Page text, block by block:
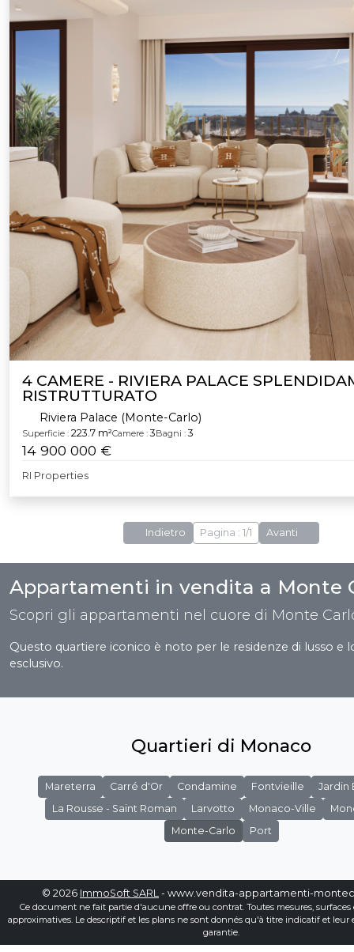
4 CAMERE - RIVIERA PALACE
RISTRUTTURATO
Riviera Palace (Monte-Carlo)
Superficie : 223.7 m²Camere : 3Bagni : 3
14 900 000 €
RI Properties
Indietro Pagina : 1/1 Avanti
Appartamenti in vendita a Monte
Scopri gli appartamenti nel cuore di Monte
Questo quartiere iconico è noto per le residenze di lusso e
esclusivo.
Quartieri di Monaco
Mareterra Carré d'Or Condamine Fontvieille
Jardin
La Rousse - Saint Roman
Larvotto Monaco-Ville
Monte-Carlo
Port
© 2026 ImmoSoft SARL - www.vendita-appartamenti-
Ce document ne fait partie d'aucune offre ou contrat. Toutes mesures, surfaces
approximatives. Le descriptif et les plans ne sont donnés qu'à titre indicatif et leur
garantie.